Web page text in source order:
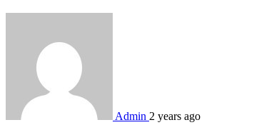
Admin 2 years ago